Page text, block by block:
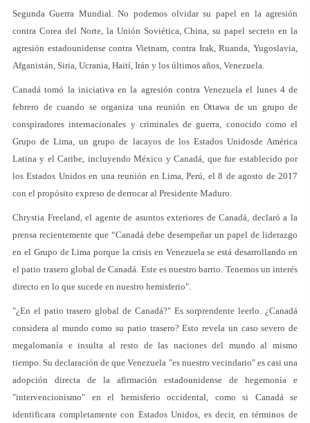
Segunda Guerra Mundial. No podemos olvidar su papel en la agresión
contra Corea del Norte, la Unión Soviética, China, su papel secreto en la
agresión estadounidense contra Vietnam, contra Irak, Ruanda, Yugoslavia,
Afganistán, Siria, Ucrania, Haití, Irán y los últimos años, Venezuela.
Canadá tomó la iniciativa en la agresión contra Venezuela el lunes 4 de
febrero de cuando se organiza una reunión en Ottawa de un grupo de
conspiradores internacionales y criminales de guerra, conocido como el
Grupo de Lima, un grupo de lacayos de los Estados Unidosde América
Latina y el Caribe, incluyendo México y Canadá, que fue establecido por
los Estados Unidos en una reunión en Lima, Perú, el 8 de agosto de 2017
con el propósito expreso de derrocar al Presidente Maduro.
Chrystia Freeland, el agente de asuntos exteriores de Canadá, declaró a la
prensa recientemente que “Canadá debe desempeñar un papel de liderazgo
en el Grupo de Lima porque la crisis en Venezuela se está desarrollando en
el patio trasero global de Canadá. Este es nuestro barrio. Tenemos un interés
directo en lo que sucede en nuestro hemisferio".
"¿En el patio trasero global de Canadá?" Es sorprendente leerlo. ¿Canadá
considera al mundo como su patio trasero? Esto revela un caso severo de
megalomanía e insulta al resto de las naciones del mundo al mismo
tiempo. Su declaración de que Venezuela "es nuestro vecindario" es casi una
adopción directa de la afirmación estadounidense de hegemonía e
"intervencionismo" en el hemisferio occidental, como si Canadá se
identificara completamente con Estados Unidos, es decir, en términos de